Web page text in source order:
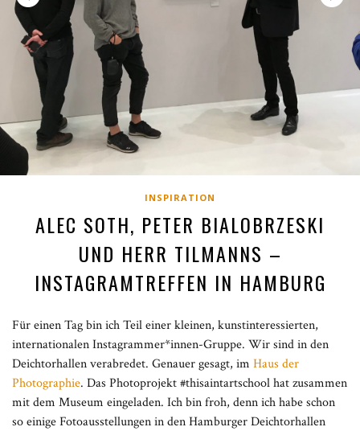
INSPIRATION
ALEC SOTH, PETER BIALOBRZESKI
UND HERR TILMANNS –
INSTAGRAMTREFFEN IN HAMBURG
Für einen Tag bin ich Teil einer kleinen, kunstinteressierten,
internationalen Instagrammer*innen-Gruppe. Wir sind in den
Deichtorhallen verabredet. Genauer gesagt, im Haus der
Photographie. Das Photoprojekt #thisaintartschool hat zusammen
mit dem Museum eingeladen. Ich bin froh, denn ich habe schon
so einige Fotoausstellungen in den Hamburger Deichtorhallen